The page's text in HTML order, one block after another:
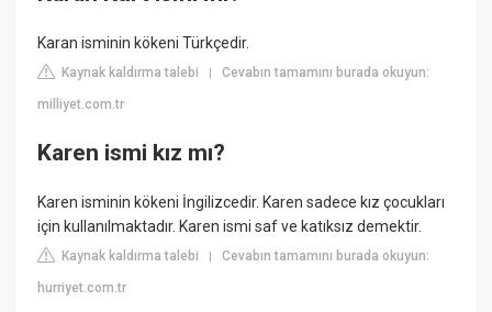
Karan isminin kökeni Türkçedir.
Kaynak kaldırma talebi |Cevabın tamamını burada okuyun:
milliyet.com.tr
Karen ismi kız mı?
Karen isminin kökeni İngilizcedir. Karen sadece kız çocukları
için kullanılmaktadır. Karen ismi saf ve katıksız demektir.
Kaynak kaldırma talebi |Cevabın tamamını burada okuyun:
hurriyet.com.tr